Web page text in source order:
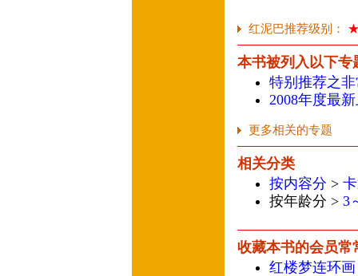
红泥巴推荐级别：
本书被列入以下专
特别推荐之
2008年度最
更多相关的专题
相关分类
按内容分 >
按年龄分 > 3
收藏本书的会员常
红楼梦连环